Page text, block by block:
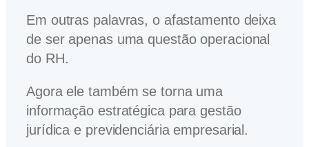
Em outras palavras, o afastamento deixa
de ser apenas uma questão operacional
do RH.
Agora ele também se torna uma
informação estratégica para gestão
jurídica e previdenciária empresarial.